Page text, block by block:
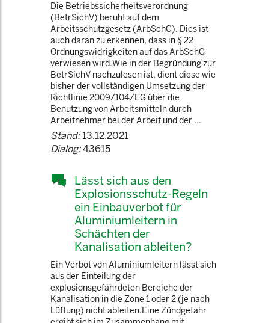
Die Betriebssicherheitsverordnung
(BetrSichV) beruht auf dem
Arbeitsschutzgesetz (ArbSchG). Dies ist
auch daran zu erkennen, dass in § 22
Ordnungswidrigkeiten auf das ArbSchG
verwiesen wird.Wie in der Begründung zur
BetrSichV nachzulesen ist, dient diese wie
bisher der vollständigen Umsetzung der
Richtlinie 2009/104/EG über die
Benutzung von Arbeitsmitteln durch
Arbeitnehmer bei der Arbeit und der ...
Stand:13.12.2021
Dialog:43615
Lässt sich aus den
Explosionsschutz-Regeln
ein Einbauverbot für
Aluminiumleitern in
Schächten der
Kanalisation ableiten?
Ein Verbot von Aluminiumleitern lässt sich
aus der Einteilung der
explosionsgefährdeten Bereiche der
Kanalisation in die Zone 1 oder 2 (je nach
Lüftung) nicht ableiten.Eine Zündgefahr